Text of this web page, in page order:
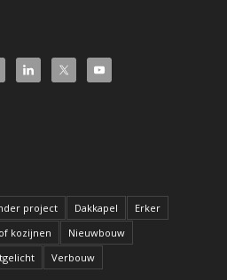
project Dakkapel
Erker
kozijnen
Nieuwbouw
Verbouw